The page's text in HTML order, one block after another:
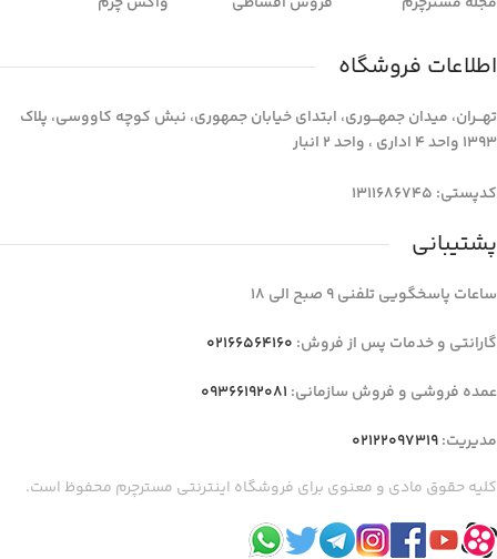
اطلاعات فروشگاه
تهـــران، میدان جمهـــوری، ابتدای خیابان جمهوری، نبش کوچه کاووسی، پلاک
1393 واحد 4 اداری ، واحد 2 انبار
کدپستی: 1311686745
پشتیبانی
ساعات پاسخگویی تلفنی 9 صبح الی 18
گارانتی و خدمات پس از فروش: 02166564160
عمده فروشی و فروش سازمانی: 09366192081
مدیریت:02122097319
کلیه حقوق مادی و معنوی برای فروشگاه اینترنتی مسترچرم محفوظ است.